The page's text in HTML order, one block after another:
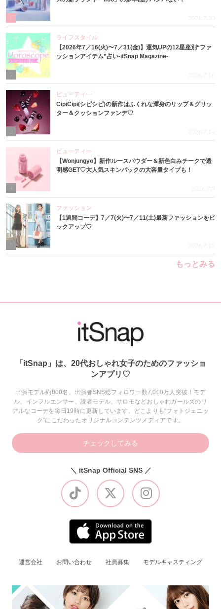
2026.7.10
ライフスタイル
【2026年7／16(火)〜7／31(金)】運気UPの12星座別“ファ
ッションアイテム”占い-itSnap Magazine-
2026.7.16
3
ビューティー
CipiCipi(シピシピ)の新作はふくれな渾身のリップ＆グリッ
ター＆クッションファンデ♡
2026.7.14
ビューティー
【Wonjungyo】新作ルースパウダー＆新色白みチークで透
明感GET♡大人気スキンパックの大容量タイプも！
2026.7.9
ファッション
【1週間コーデ】7／7(火)〜7／11(土)最新ファッションをピ
ックアップ♡
2026.7.15
もっとみる
「itSnap」は、20代おしゃれ女子のためのファッショ
ンアプリ♡
出演モデル約800名、出演者SNS総フォロワー数7,000万人突破！モデ
ル、インフルエンサー、読者モデル、サロモなどおしゃれガールズのリ
アルなコーデを毎日19時に更新しています。どこよりも“フォトジェニッ
ク”にこだわったオリジナルコンテンツメディアです。
チェックしてみる
＼ itSnap Official SNS ／
運営会社 お問い合わせ 社員募集 モデルキャスティング